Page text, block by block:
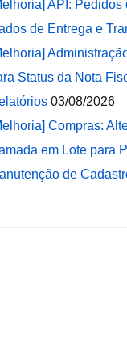
API:
de Entrega e
Status da Nota
03/08/2026
Compras:
em Lote para
de